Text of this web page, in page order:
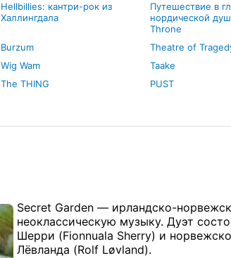
Hellbillies: кантри-рок из
Халлингдала
Путешествие в
нордической
Throne
Burzum Theatre of
Wig Wam Taake
The THING PUST
Secret Garden — ирландско-
неоклассическую музыку. Дуэт
Шерри (Fionnuala Sherry) и
Лёвланда (Rolf Løvland).